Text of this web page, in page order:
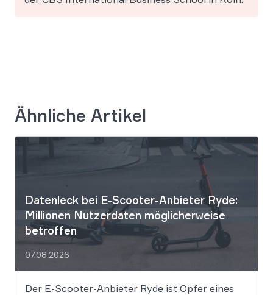
Ähnliche Artikel
Datenleck bei E-Scooter-Anbieter Ryde:
Millionen Nutzerdaten möglicherweise
betroffen
07.08.2026
Der E-Scooter-Anbieter Ryde ist Opfer eines